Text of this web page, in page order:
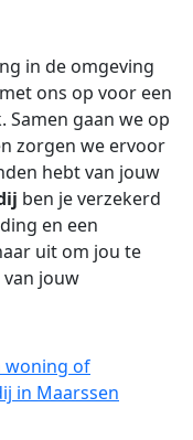
in de omgeving
ons op voor een
gaan we op
zorgen we ervoor
hebt van jouw
ben je verzekerd
en een
uit om jou te
jouw
woning of
in Maarssen